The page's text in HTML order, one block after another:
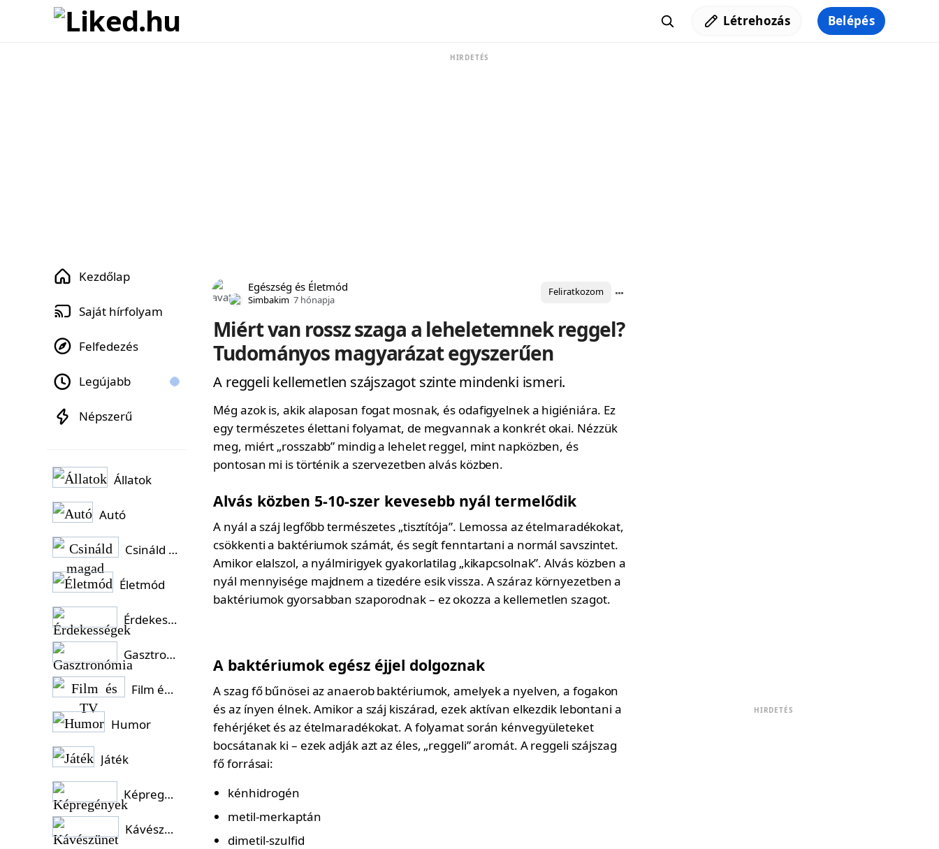
Létrehozás Belépés
HIRDETÉS
Egészség és Életmód
Simbakim 7 hónapja
Feliratkozom
Miért van rossz szaga a leheletemnek reggel?
Tudományos magyarázat egyszerűen
A reggeli kellemetlen szájszagot szinte mindenki ismeri.
Még azok is, akik alaposan fogat mosnak, és odafigyelnek a higiéniára. Ez
egy természetes élettani folyamat, de megvannak a konkrét okai. Nézzük
meg, miért „rosszabb” mindig a lehelet reggel, mint napközben, és
pontosan mi is történik a szervezetben alvás közben.
Alvás közben 5-10-szer kevesebb nyál termelődik
A nyál a száj legfőbb természetes „tisztítója”. Lemossa az ételmaradékokat,
csökkenti a baktériumok számát, és segít fenntartani a normál savszintet.
Amikor elalszol, a nyálmirigyek gyakorlatilag „kikapcsolnak”. Alvás közben a
nyál mennyisége majdnem a tizedére esik vissza. A száraz környezetben a
baktériumok gyorsabban szaporodnak – ez okozza a kellemetlen szagot.
A baktériumok egész éjjel dolgoznak
A szag fő bűnösei az anaerob baktériumok, amelyek a nyelven, a fogakon
és az ínyen élnek. Amikor a száj kiszárad, ezek aktívan elkezdik lebontani a
fehérjéket és az ételmaradékokat. A folyamat során kénvegyületeket
bocsátanak ki – ezek adják azt az éles, „reggeli” aromát. A reggeli szájszag
fő forrásai:
kénhidrogén
metil-merkaptán
dimetil-szulfid
HIRDETÉS
Kezdőlap
Saját hírfolyam
Felfedezés
Legújabb
Népszerű
Állatok
Autó
Csináld magad
Életmód
Érdekességek
Gasztronómia
Film és TV
Humor
Játék
Képregények
Kávészünet ☕